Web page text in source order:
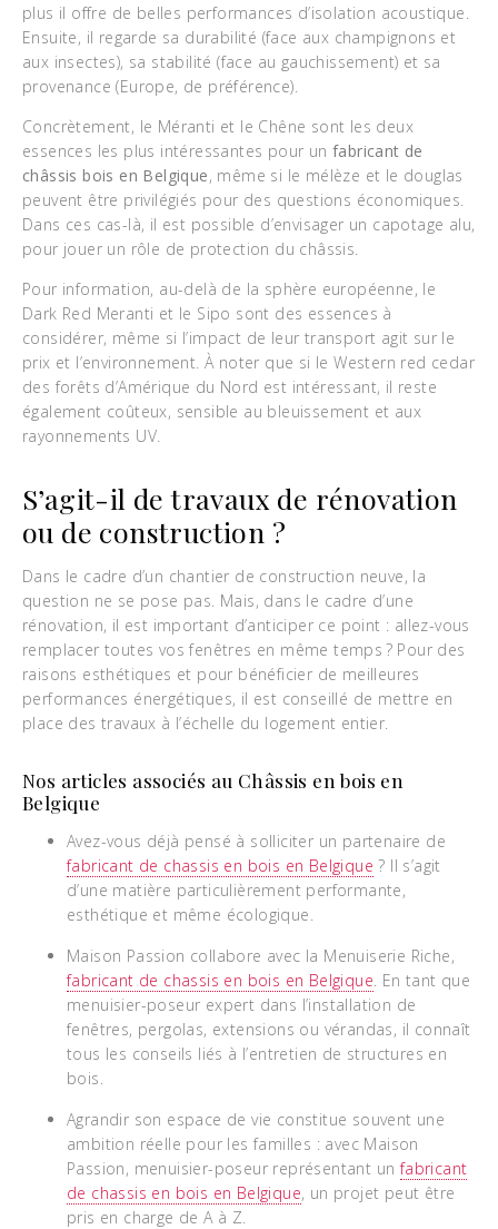
plus il offre de belles performances d’isolation acoustique.
Ensuite, il regarde sa durabilité (face aux champignons et
aux insectes), sa stabilité (face au gauchissement) et sa
provenance (Europe, de préférence).
Concrètement, le Méranti et le Chêne sont les deux
essences les plus intéressantes pour un fabricant de
châssis bois en Belgique, même si le mélèze et le douglas
peuvent être privilégiés pour des questions économiques.
Dans ces cas-là, il est possible d’envisager un capotage alu,
pour jouer un rôle de protection du châssis.
Pour information, au-delà de la sphère européenne, le
Dark Red Meranti et le Sipo sont des essences à
considérer, même si l’impact de leur transport agit sur le
prix et l’environnement. À noter que si le Western red cedar
des forêts d’Amérique du Nord est intéressant, il reste
également coûteux, sensible au bleuissement et aux
rayonnements UV.
S’agit-il de travaux de rénovation
ou de construction ?
Dans le cadre d’un chantier de construction neuve, la
question ne se pose pas. Mais, dans le cadre d’une
rénovation, il est important d’anticiper ce point : allez-vous
remplacer toutes vos fenêtres en même temps ? Pour des
raisons esthétiques et pour bénéficier de meilleures
performances énergétiques, il est conseillé de mettre en
place des travaux à l’échelle du logement entier.
Nos articles associés au Châssis en bois en
Belgique
Avez-vous déjà pensé à solliciter un partenaire de
fabricant de chassis en bois en Belgique ? Il s’agit
d’une matière particulièrement performante,
esthétique et même écologique.
Maison Passion collabore avec la Menuiserie Riche,
fabricant de chassis en bois en Belgique. En tant que
menuisier-poseur expert dans l’installation de
fenêtres, pergolas, extensions ou vérandas, il connaît
tous les conseils liés à l’entretien de structures en
bois.
Agrandir son espace de vie constitue souvent une
ambition réelle pour les familles : avec Maison
Passion, menuisier-poseur représentant unfabricant
de chassis en bois en Belgique, un projet peut être
pris en charge de A à Z.